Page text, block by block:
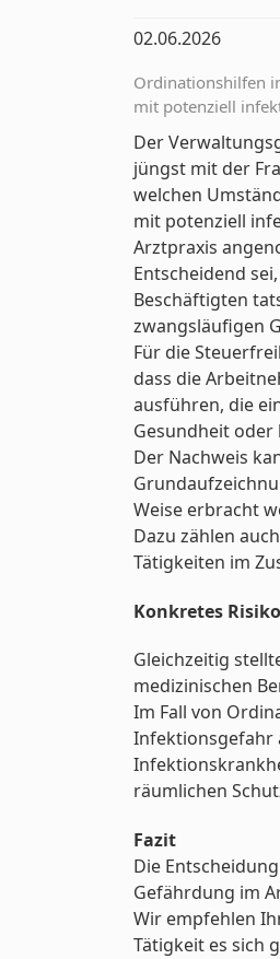
02.06.2026
Ordinationshilfen
mit potenziell
Der
jüngst mit der
welchen
mit potenziell
Arztpraxis
Entscheidend
Beschäftigten
zwangsläufigen
Für die
dass die
ausführen, die
Gesundheit
Der Nachweis
Weise erbracht
Dazu zählen
Tätigkeiten im
Konkretes
Gleichzeitig
medizinischen
Im Fall von
Infektionsgefahr
räumlichen
Fazit
Die
Gefährdung im
Wir empfehlen
Tätigkeit es sich